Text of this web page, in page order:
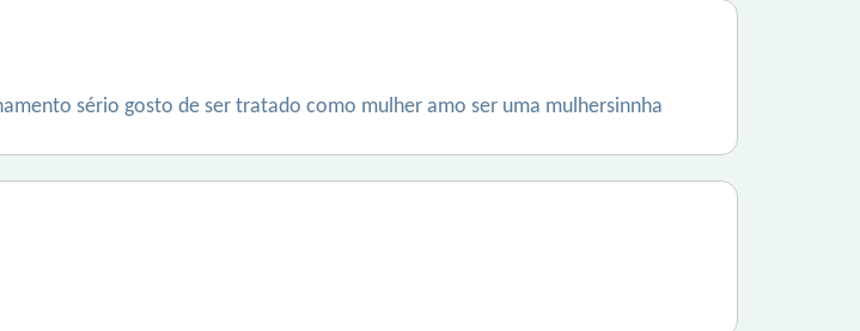
sério gosto de ser tratado como mulher amo ser uma mulhersinnha